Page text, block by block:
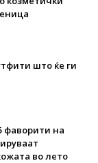
што ќе ги
фаворити на
во лето